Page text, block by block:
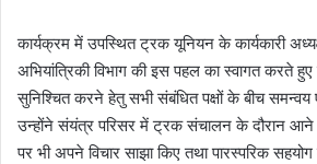
कार्यक्रम में उपस्थित ट्रक यूनियन के कार्यकारी
अभियांत्रिकी विभाग की इस पहल का स्वागत करते
सुनिश्चित करने हेतु सभी संबंधित पक्षों के बीच
उन्होंने संयंत्र परिसर में ट्रक संचालन के दौरान आने
पर भी अपने विचार साझा किए तथा पारस्परिक